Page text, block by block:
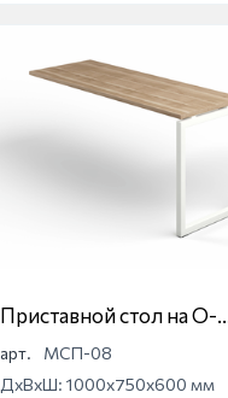
Приставной стол на О-
образной опоре Магна
арт.
МСП-08
ДхВхШ: 1000x750x600 мм